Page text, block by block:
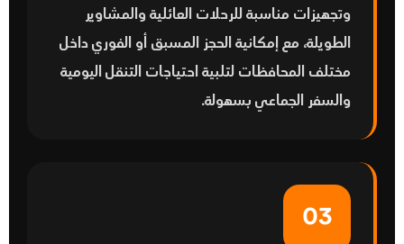
وتجهيزات مناسبة للرحلات العائلية والمشاوير
الطويلة، مع إمكانية الحجز المسبق أو الفوري داخل
مختلف المحافظات لتلبية احتياجات التنقل اليومية
والسفر الجماعي بسهولة.
03